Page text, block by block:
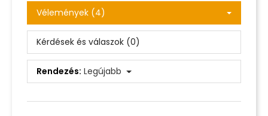
Vélemények (4)
Kérdések és válaszok (0)
Rendezés: Legújabb